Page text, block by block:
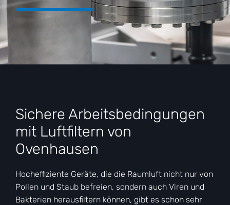
Sichere Arbeitsbedingungen
mit Luftfiltern von
Ovenhausen
Hocheffiziente Geräte, die die Raumluft nicht nur von
Pollen und Staub befreien, sondern auch Viren und
Bakterien herausfiltern können, gibt es schon sehr